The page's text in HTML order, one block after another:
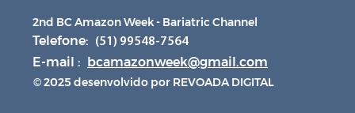
2nd BC Amazon Week - Bariatric Channel
Telefone: (51) 99548-7564
E-mail : bcamazonweek@gmail.com
© 2025 desenvolvido por REVOADA DIGITAL